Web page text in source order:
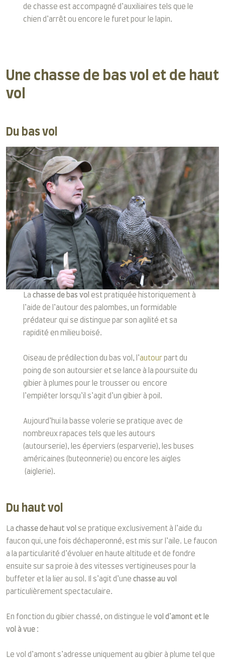
de chasse est accompagné d’auxiliaires tels que le
chien d’arrêt ou encore le furet pour le lapin.
Une chasse de bas vol et de haut
vol
Du bas vol
La chasse de bas vol est pratiquée historiquement à
l’aide de l’autour des palombes, un formidable
prédateur qui se distingue par son agilité et sa
rapidité en milieu boisé.
Oiseau de prédilection du bas vol, l’autourpart du
poing de son autoursier et se lance à la poursuite du
gibier à plumes pour le trousser ou encore
l’empiéter lorsqu’il s’agit d’un gibier à poil.
Aujourd’hui la basse volerie se pratique avec de
nombreux rapaces tels que les autours
(autourserie), les éperviers (esparverie), les buses
américaines (buteonnerie) ou encore les aigles
(aiglerie).
Du haut vol
La chasse de haut vol se pratique exclusivement à l’aide du
faucon qui, une fois déchaperonné, est mis sur l’aile. Le faucon
a la particularité d’évoluer en haute altitude et de fondre
ensuite sur sa proie à des vitesses vertigineuses pour la
buffeter et la lier au sol. Il s’agit d’une chasse au vol
particulièrement spectaculaire.
En fonction du gibier chassé, on distingue le vol d’amont et le
vol à vue :
Le vol d’amont s’adresse uniquement au gibier à plume tel que